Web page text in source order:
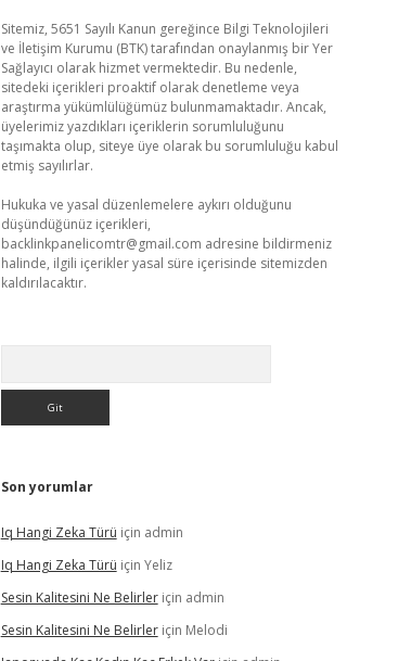
Sitemiz, 5651 Sayılı Kanun gereğince Bilgi Teknolojileri
ve İletişim Kurumu (BTK) tarafından onaylanmış bir Yer
Sağlayıcı olarak hizmet vermektedir. Bu nedenle,
sitedeki içerikleri proaktif olarak denetleme veya
araştırma yükümlülüğümüz bulunmamaktadır. Ancak,
üyelerimiz yazdıkları içeriklerin sorumluluğunu
taşımakta olup, siteye üye olarak bu sorumluluğu kabul
etmiş sayılırlar.
Hukuka ve yasal düzenlemelere aykırı olduğunu
düşündüğünüz içerikleri,
backlinkpanelicomtr@gmail.com adresine bildirmeniz
halinde, ilgili içerikler yasal süre içerisinde sitemizden
kaldırılacaktır.
Son yorumlar
Iq Hangi Zeka Türü için admin
Iq Hangi Zeka Türü için Yeliz
Sesin Kalitesini Ne Belirleriçin admin
Sesin Kalitesini Ne Belirleriçin Melodi